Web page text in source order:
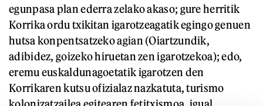
egunpasa plan ederra zelako akaso; gure herritik
Korrika ordu txikitan igarotzeagatik egingo genuen
hutsa konpentsatzeko agian (Oiartzundik,
adibidez, goizeko hiruetan zen igarotzekoa); edo,
eremu euskaldunagoetatik igarotzen den
Korrikaren kutsu ofizialaz nazkatuta, turismo